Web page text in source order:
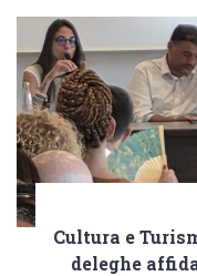
Cultura e
deleghe